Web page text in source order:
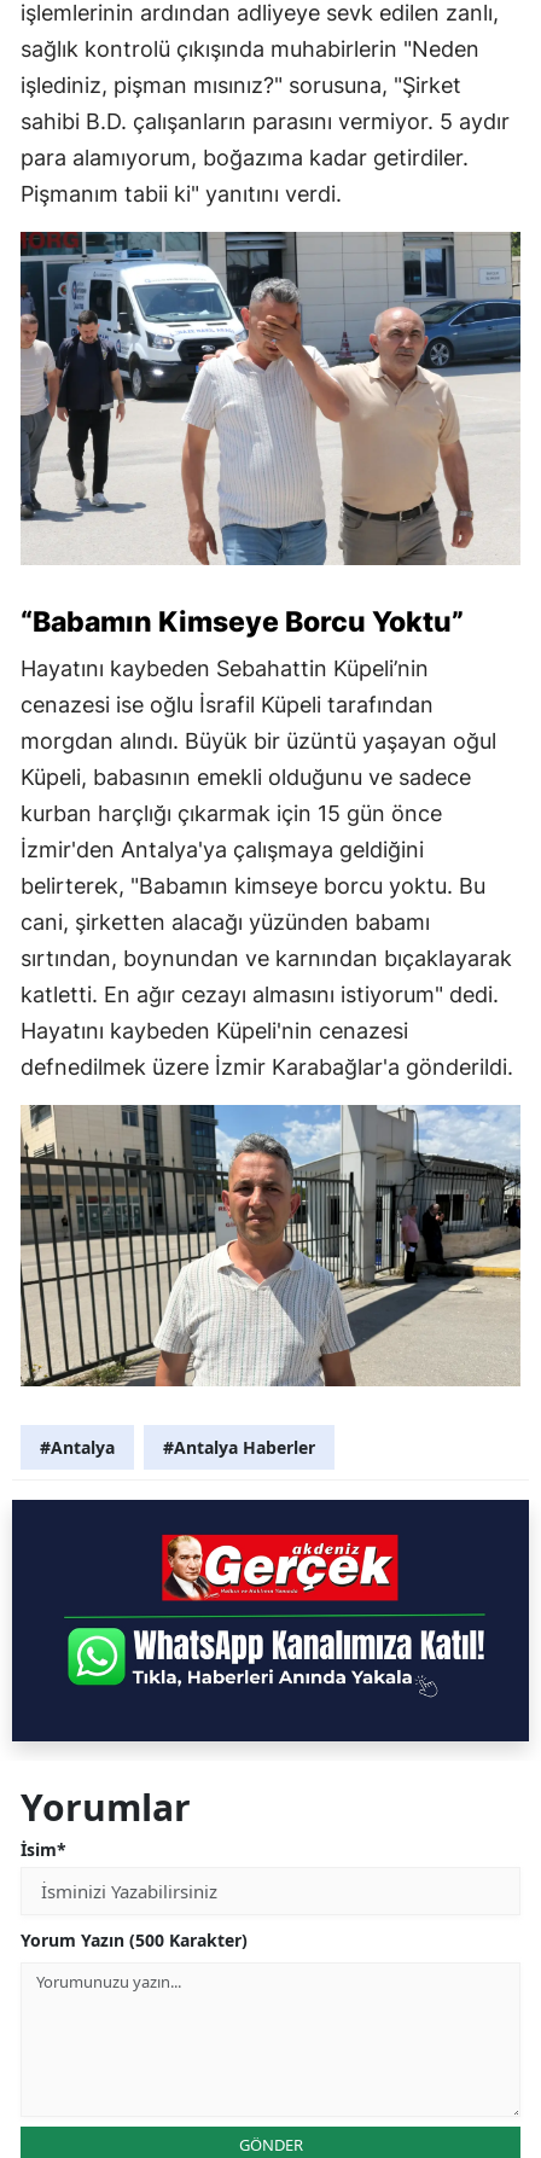
işlemlerinin ardından adliyeye sevk edilen zanlı,
sağlık kontrolü çıkışında muhabirlerin "Neden
işlediniz, pişman mısınız?" sorusuna, "Şirket
sahibi B.D. çalışanların parasını vermiyor. 5 aydır
para alamıyorum, boğazıma kadar getirdiler.
Pişmanım tabii ki" yanıtını verdi.
“Babamın Kimseye Borcu Yoktu”
Hayatını kaybeden Sebahattin Küpeli’nin
cenazesi ise oğlu İsrafil Küpeli tarafından
morgdan alındı. Büyük bir üzüntü yaşayan oğul
Küpeli, babasının emekli olduğunu ve sadece
kurban harçlığı çıkarmak için 15 gün önce
İzmir'den Antalya'ya çalışmaya geldiğini
belirterek, "Babamın kimseye borcu yoktu. Bu
cani, şirketten alacağı yüzünden babamı
sırtından, boynundan ve karnından bıçaklayarak
katletti. En ağır cezayı almasını istiyorum" dedi.
Hayatını kaybeden Küpeli'nin cenazesi
defnedilmek üzere İzmir Karabağlar'a gönderildi.
#Antalya #Antalya Haberler
Yorumlar
İsim*
Yorum Yazın (500 Karakter)
GÖNDER